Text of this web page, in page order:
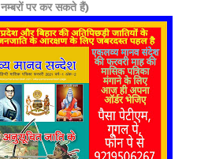
नम्बरों पर कर सकते हैं)